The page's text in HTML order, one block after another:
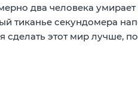
два человека
тиканье секундомера
сделать этот мир лучше,